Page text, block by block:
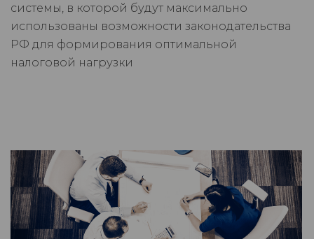
системы, в которой будут максимально
использованы возможности законодательства
РФ для формирования оптимальной
налоговой нагрузки